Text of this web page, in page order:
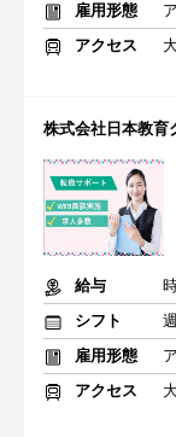
雇用形態
アクセス
株式会社日本教
給与
シフト
雇用形態
アクセス